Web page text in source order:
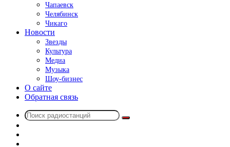
Чапаевск
Челябинск
Чикаго
Новости
Звезды
Культура
Медиа
Музыка
Шоу-бизнес
О сайте
Обратная связь
Поиск